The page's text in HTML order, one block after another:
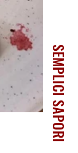
SEMPLICI SAPORI